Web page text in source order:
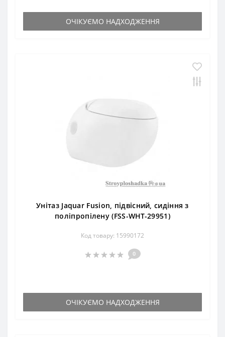
ОЧІКУЄМО НАДХОДЖЕННЯ
Унітаз Jaquar Fusion, підвісний, сидіння з
поліпропілену (FSS-WHT-29951)
Код товару: 15990172
0
ОЧІКУЄМО НАДХОДЖЕННЯ